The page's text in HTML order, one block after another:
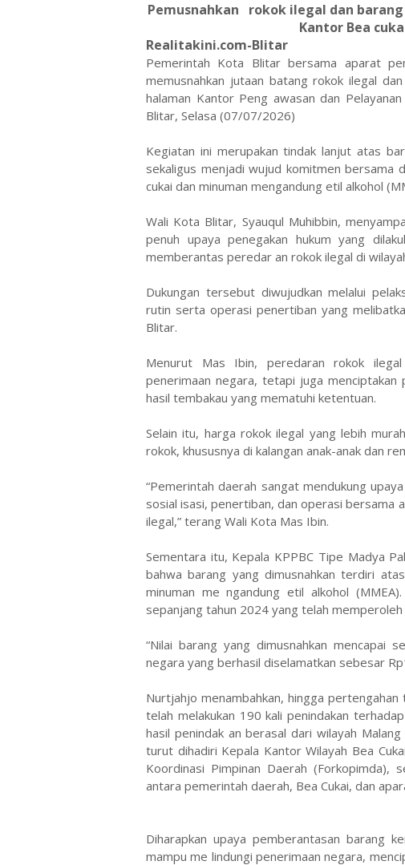
Pemusnahkan rokok ilegal dan
Kantor Bea
Realitakini.com-Blitar
Pemerintah Kota Blitar bersama aparat
memusnahkan jutaan batang rokok ilegal
halaman Kantor Peng awasan dan
Blitar, Selasa (07/07/2026)
Kegiatan ini merupakan tindak lanjut atas
sekaligus menjadi wujud komitmen bersama
cukai dan minuman mengandung etil alkohol
Wali Kota Blitar, Syauqul Muhibbin,
penuh upaya penegakan hukum yang
memberantas peredar an rokok ilegal di
Dukungan tersebut diwujudkan melalui
rutin serta operasi penertiban yang
Blitar.
Menurut Mas Ibin, peredaran rokok
penerimaan negara, tetapi juga
hasil tembakau yang mematuhi ketentuan.
Selain itu, harga rokok ilegal yang lebih
rokok, khususnya di kalangan anak-anak dan
“Pemerintah daerah sangat mendukung
sosial isasi, penertiban, dan operasi bersama
ilegal,” terang Wali Kota Mas Ibin.
Sementara itu, Kepala KPPBC Tipe Madya
bahwa barang yang dimusnahkan terdiri
minuman me ngandung etil alkohol
sepanjang tahun 2024 yang telah
“Nilai barang yang dimusnahkan mencapai
negara yang berhasil diselamatkan sebesar
Nurtjahjo menambahkan, hingga
telah melakukan 190 kali penindakan
hasil penindak an berasal dari wilayah
turut dihadiri Kepala Kantor Wilayah Bea
Koordinasi Pimpinan Daerah (Forkopimda),
antara pemerintah daerah, Bea Cukai, dan
Diharapkan upaya pemberantasan barang
mampu me lindungi penerimaan negara,